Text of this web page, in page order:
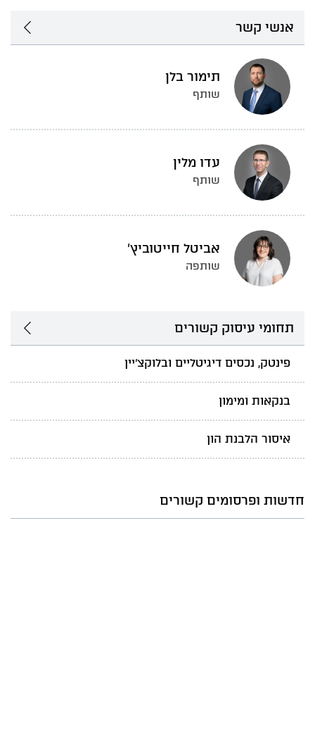
אנשי קשר
תימור בלן
שותף
עדו מלין
שותף
אביטל חייטוביץ'
שותפה
תחומי עיסוק קשורים
פינטק, נכסים דיגיטליים ובלוקצ'יין
בנקאות ומימון
איסור הלבנת הון
חדשות ופרסומים קשורים